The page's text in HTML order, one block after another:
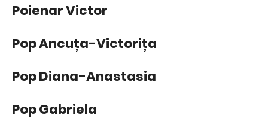
Poienar Victor
Pop Ancuța-Victorița
Pop Diana-Anastasia
Pop Gabriela